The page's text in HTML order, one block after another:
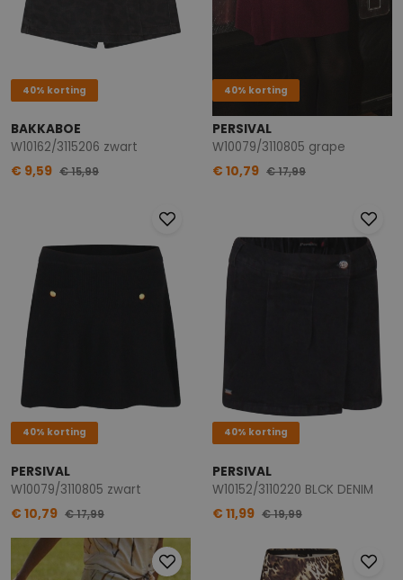
40% korting
BAKKABOE
W10162/3115206 zwart
€ 9,59 € 15,99
40% korting
PERSIVAL
W10079/3110805 grape
€ 10,79 € 17,99
40% korting
PERSIVAL
W10079/3110805 zwart
€ 10,79 € 17,99
40% korting
PERSIVAL
W10152/3110220 BLCK DENIM
€ 11,99 € 19,99